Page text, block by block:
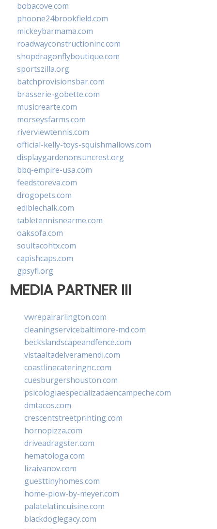
bobacove.com
phoone24brookfield.com
mickeybarmama.com
roadwayconstructioninc.com
shopdragonflyboutique.com
sportszilla.org
batchprovisionsbar.com
brasserie-gobette.com
musicrearte.com
morseysfarms.com
riverviewtennis.com
official-kelly-toys-squishmallows.com
displaygardenonsuncrest.org
bbq-empire-usa.com
feedstoreva.com
drogopets.com
ediblechalk.com
tabletennisnearme.com
oaksofa.com
soultacohtx.com
capishcaps.com
gpsyfl.org
MEDIA PARTNER III
vwrepairarlington.com
cleaningservicebaltimore-md.com
beckslandscapeandfence.com
vistaaltadelveramendi.com
coastlinecateringnc.com
cuesburgershouston.com
psicologiaespecializadaencampeche.com
dmtacos.com
crescentstreetprinting.com
hornopizza.com
driveadragster.com
hematologa.com
lizaivanov.com
guesttinyhomes.com
home-plow-by-meyer.com
palatelatincuisine.com
blackdoglegacy.com